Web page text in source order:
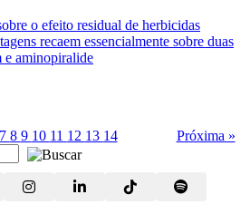
o efeito residual de herbicidas
recaem essencialmente sobre duas
e aminopiralide
7 8 9 10 11 12 13 14 Próxima »